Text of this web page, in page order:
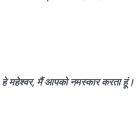
महेश्वर, मैं आपको नमस्कार करता हूं।